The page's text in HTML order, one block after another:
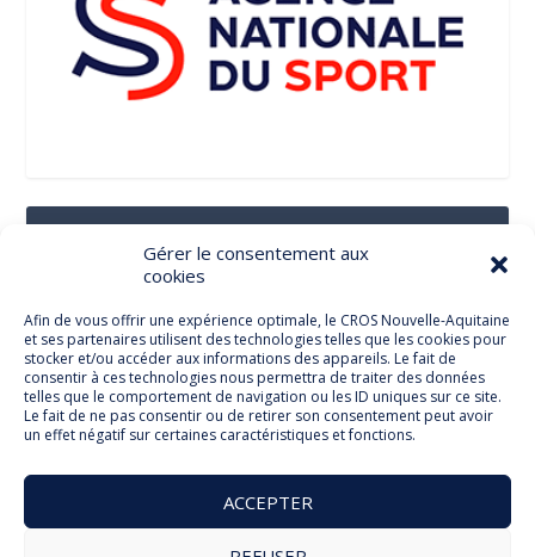
Gérer le consentement aux
cookies
Afin de vous offrir une expérience optimale, le CROS Nouvelle-Aquitaine
et ses partenaires utilisent des technologies telles que les cookies pour
stocker et/ou accéder aux informations des appareils. Le fait de
consentir à ces technologies nous permettra de traiter des données
telles que le comportement de navigation ou les ID uniques sur ce site.
Le fait de ne pas consentir ou de retirer son consentement peut avoir
un effet négatif sur certaines caractéristiques et fonctions.
ACCEPTER
Facebook